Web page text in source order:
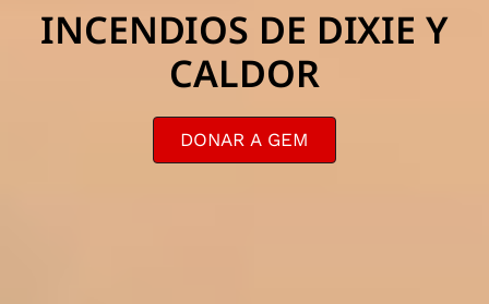
INCENDIOS DE DIXIE Y
CALDOR
DONAR A GEM